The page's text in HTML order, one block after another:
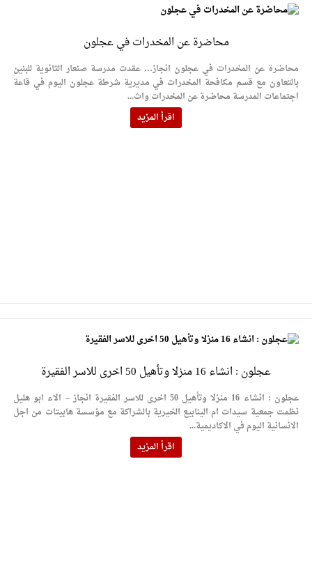
محاضرة عن المخدرات في عجلون
محاضرة عن المخدرات في عجلون انجاز… عقدت مدرسة صنعار الثانوية للبنين
بالتعاون مع قسم مكافحة المخدرات في مديرية شرطة عجلون اليوم في قاعة
اجتماعات المدرسة محاضرة عن المخدرات واث...
اقرأ المزيد
عجلون : انشاء 16 منزلا وتأهيل 50 اخرى للاسر الفقيرة
عجلون : انشاء 16 منزلا وتأهيل 50 اخرى للاسر الفقيرة انجاز – الاء ابو هليل
نظمت جمعية سيدات ام الينابيع الخيرية بالشراكة مع مؤسسة هابيتات من اجل
الانسانية اليوم في الاكاديمية...
اقرأ المزيد